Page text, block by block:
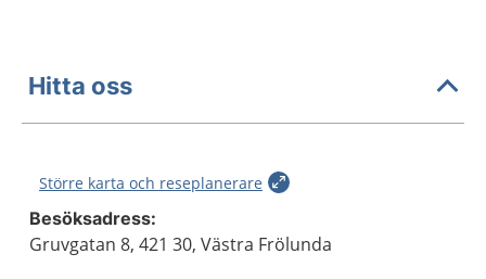
Hitta oss
Större karta och reseplanerare
Besöksadress:
Gruvgatan 8, 421 30, Västra Frölunda